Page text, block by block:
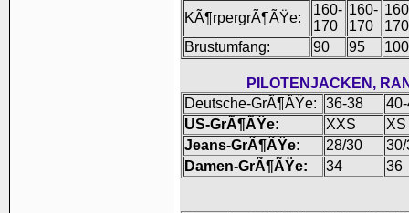
KÃ¶rpergrÃ¶ÃŸe:
160-
170
160-
170
170
Brustumfang:
90 95 100
PILOTENJACKEN,
Deutsche-GrÃ¶ÃŸe:
36-38
US-GrÃ¶ÃŸe:
XXS
XS
Jeans-GrÃ¶ÃŸe:
28/30
Damen-GrÃ¶ÃŸe:
34 36